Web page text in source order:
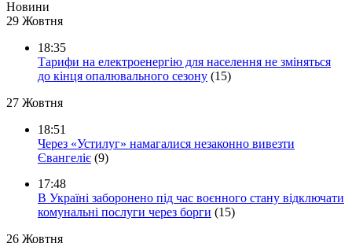
Новини
29 Жовтня
18:35
Тарифи на електроенергію для населення не зміняться
до кінця опалювального сезону (15)
27 Жовтня
18:51
Через «Устилуг» намагалися незаконно вивезти
Євангеліє (9)
17:48
В Україні заборонено під час воєнного стану відключати
комунальні послуги через борги (15)
26 Жовтня